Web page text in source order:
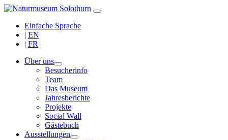
Einfache Sprache
| EN
| FR
Über uns
Besucherinfo
Team
Das Museum
Jahresberichte
Projekte
Social Wall
Gästebuch
Ausstellungen